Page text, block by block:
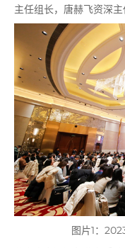
主任组长，唐赫飞资深主
图片1：